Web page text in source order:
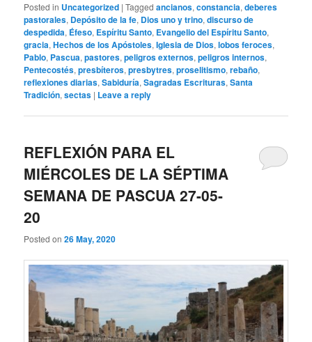
Posted in Uncategorized |Tagged ancianos,constancia,deberes
pastorales, Depósito de la fe, Dios uno y trino,discurso de
despedida, Éfeso, Espíritu Santo, Evangelio del Espíritu Santo,
gracia,Hechos de los Apóstoles,Iglesia de Dios,lobos feroces,
Pablo, Pascua,pastores,peligros externos,peligros internos,
Pentecostés,presbíteros,presbytres,proselitismo,rebaño,
reflexiones diarias,Sabiduría,Sagradas Escrituras,Santa
Tradición,sectas | Leave a reply
REFLEXIÓN PARA EL
MIÉRCOLES DE LA SÉPTIMA
SEMANA DE PASCUA 27-05-
20
Posted on26 May, 2020